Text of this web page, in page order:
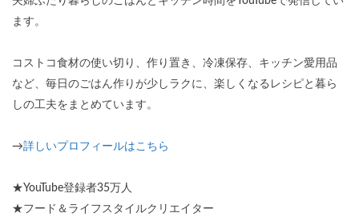
ます。
コストコ食材の使い切り、作り置き、冷凍保存、キッチン愛用品
など、毎日のごはん作りが少しラクに、楽しくなるレシピと暮ら
しの工夫をまとめています。
→詳しいプロフィールはこちら
★YouTube登録者35万人
★フード＆ライフスタイルクリエイター